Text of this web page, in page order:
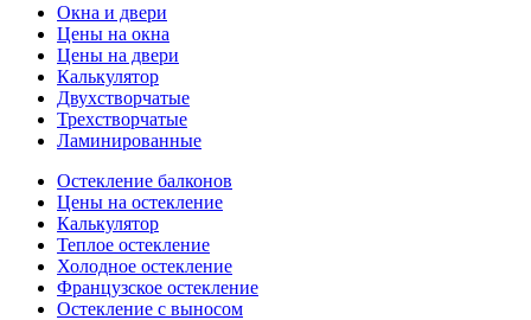
Окна и двери
Цены на окна
Цены на двери
Калькулятор
Двухстворчатые
Трехстворчатые
Ламинированные
Остекление балконов
Цены на остекление
Калькулятор
Теплое остекление
Холодное остекление
Французское остекление
Остекление с выносом